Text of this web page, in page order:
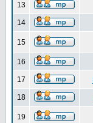
13
14
15
16
17
18
19